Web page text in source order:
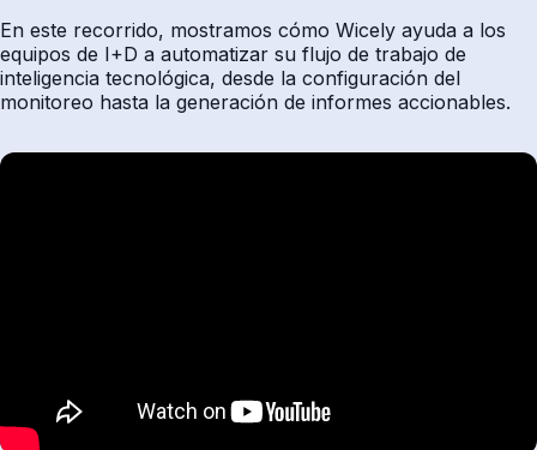
En este recorrido, mostramos cómo Wicely ayuda a los
equipos de I+D a automatizar su flujo de trabajo de
inteligencia tecnológica, desde la configuración del
monitoreo hasta la generación de informes accionables.